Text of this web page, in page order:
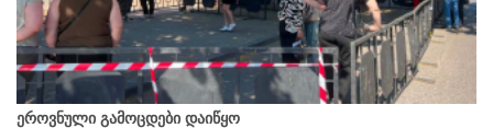
ეროვნული გამოცდები დაიწყო